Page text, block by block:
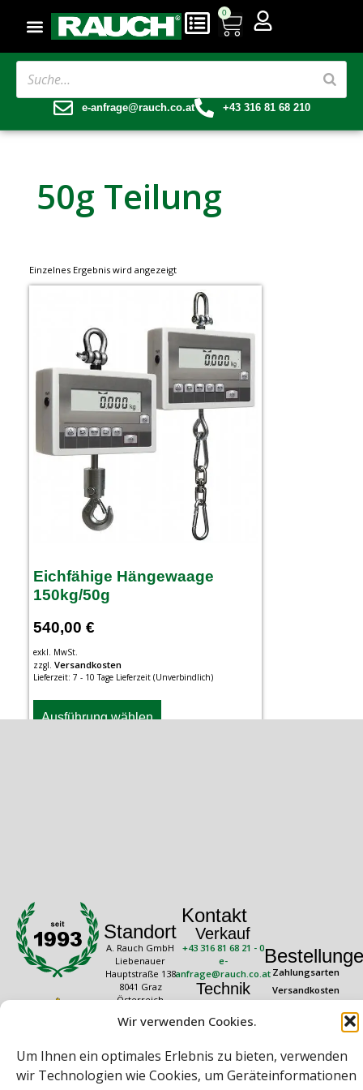
Wir verwenden Cookies.
Um Ihnen ein optimales Erlebnis zu bieten, verwenden
wir Technologien wie Cookies, um Geräteinformationen
0
e-anfrage@rauch.co.at +43 316 81 68 210
50g Teilung
Einzelnes Ergebnis wird angezeigt
Eichfähige Hängewaage
150kg/50g
540,00 €
exkl. MwSt.
zzgl. Versandkosten
Lieferzeit: 7 - 10 Tage Lieferzeit (Unverbindlich)
Ausführung wählen
Standort
A. Rauch GmbH
Liebenauer
Hauptstraße 138
8041 Graz
Österreich
Öffnungszeiten
16:30 Uhr
Freitag: 08:00 –
14:30 Uhr
Kontakt
Verkauf
+43 316 81 68 21 - 0
e-
anfrage@rauch.co.at
Technik
+43 316 81 68 21 -
technik@rauch.co.at
Zahlungsarten
Versandkosten
Rechtliches
Datenschutz
Impressum